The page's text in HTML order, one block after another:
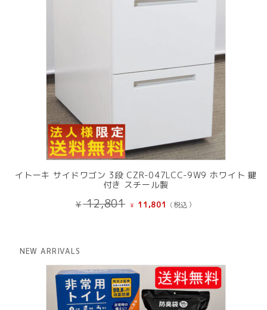
イトーキ サイドワゴン 3段 CZR-047LCC-9W9 ホワイト 鍵
付き スチール製
¥12,801 元
で
し
た。
¥ 11,801 現
¥ 11,801
で
す。
(税込）
NEW ARRIVALS